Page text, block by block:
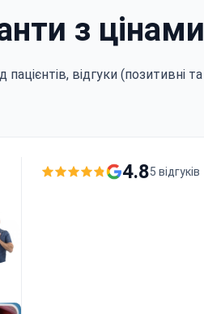
з цінами
відгуки (позитивні та
4.85 відгуків